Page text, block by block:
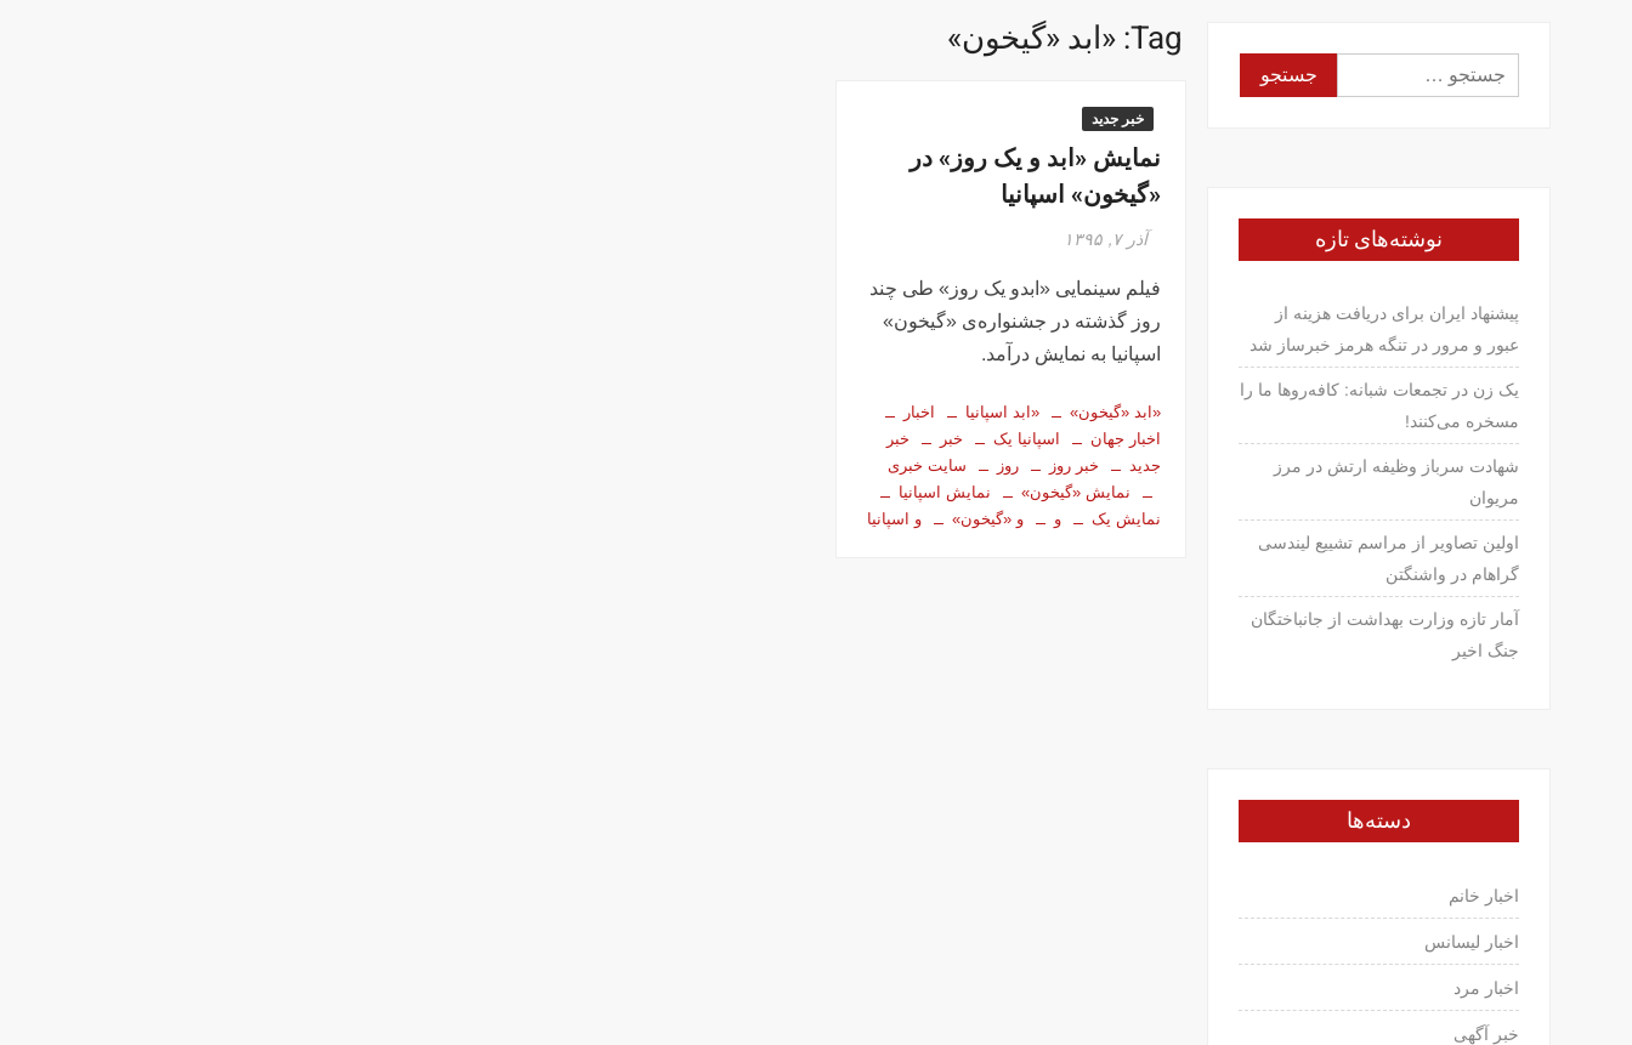
Tag: «ابد «گیخون»
خبر جدید
نمایش «ابد و یک روز» در
«گیخون» اسپانیا
آذر ۷, ۱۳۹۵
فیلم سینمایی «ابدو یک روز» طی چند
روز گذشته در جشنواره‌ی «گیخون»
اسپانیا به نمایش درآمد.
«ابد «گیخون» «ابد اسپانیا
اخبار
اخبار جهان
اسپانیا یک خبر
خبر
جدید
خبر روز روز
سایت خبری
نمایش «گیخون»
نمایش اسپانیا
نمایش یک
و و «گیخون» و اسپانیا
جستجو
برای:
نوشته‌های تازه
پیشنهاد ایران برای دریافت هزینه از
عبور و مرور در تنگه هرمز خبرساز شد
یک زن در تجمعات شبانه: کافه‌روها ما را
مسخره می‌کنند!
شهادت سرباز وظیفه ارتش در مرز
مریوان
اولین تصاویر از مراسم تشییع لیندسی
گراهام در واشنگتن
آمار تازه وزارت بهداشت از جانباختگان
جنگ اخیر
دسته‌ها
اخبار خانم
اخبار لیسانس
اخبار مرد
خبر آگهی